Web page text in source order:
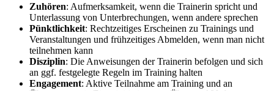
Zuhören: Aufmerksamkeit, wenn die Trainerin spricht und
Unterlassung von Unterbrechungen, wenn andere sprechen
Pünktlichkeit: Rechtzeitiges Erscheinen zu Trainings und
Veranstaltungen und frühzeitiges Abmelden, wenn man nicht
teilnehmen kann
Disziplin: Die Anweisungen der Trainerin befolgen und sich
an ggf. festgelegte Regeln im Training halten
Engagement: Aktive Teilnahme am Training und an